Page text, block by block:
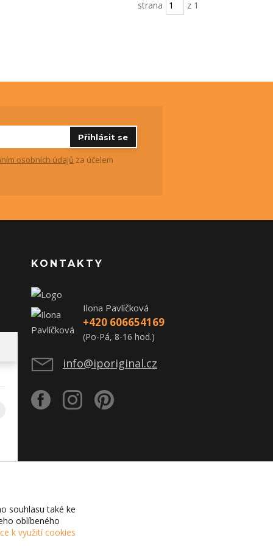
strana z 1
Přihlásit se
osobních údajů za účelem
KONTAKTY
Ilona Pavlíčková
+420 606654169
(Po-Pá, 8-16 hod.)
info@iporiginal.cz
souhlasu také ke
oblíbeného
k využití cookies